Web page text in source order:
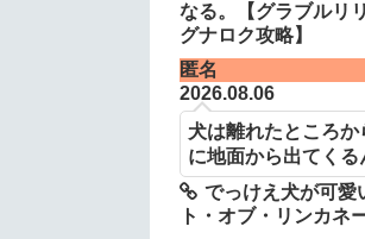
なる。【グラブルリ
グナロク攻略】
匿名
2026.08.06
犬は離れたところ
に地面から出てくる
でっけえ犬が可愛
ト・オブ・リンカネ